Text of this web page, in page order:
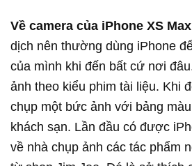
Về camera của iPhone XS
dịch nên thường dùng iPhone
của mình khi đến bất cứ nơi
ảnh theo kiểu phim tài liệu. Khi
chụp một bức ảnh với bảng
khách sạn. Lần đầu có được
về nhà chụp ảnh các tác phẩm